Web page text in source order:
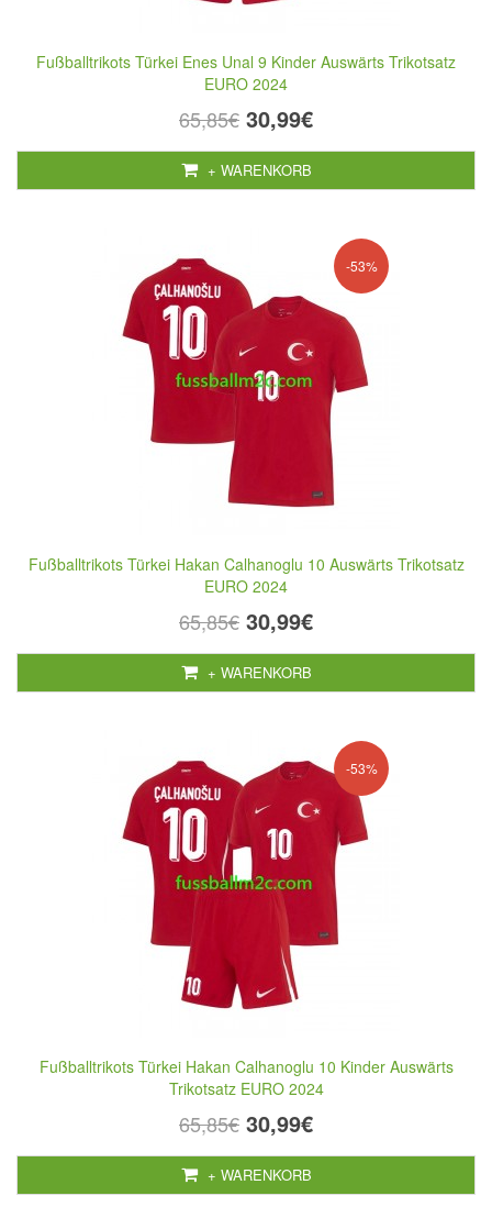
Fußballtrikots Türkei Enes Unal 9 Kinder Auswärts Trikotsatz
EURO 2024
65,85€ 30,99€
+ WARENKORB
-53%
Fußballtrikots Türkei Hakan Calhanoglu 10 Auswärts Trikotsatz
EURO 2024
65,85€ 30,99€
+ WARENKORB
-53%
Fußballtrikots Türkei Hakan Calhanoglu 10 Kinder Auswärts
Trikotsatz EURO 2024
65,85€ 30,99€
+ WARENKORB